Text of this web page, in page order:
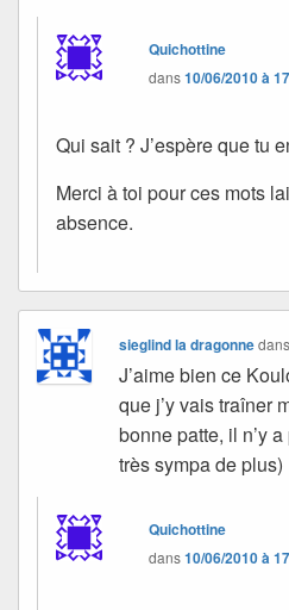
Quichottine
dans10/06/2010 à
Qui sait ? J’espère que tu
Merci à toi pour ces mots
absence.
sieglind la dragonne
J’aime bien ce
que j’y vais traîner
bonne patte, il n’y
très sympa de plus)
Quichottine
dans10/06/2010 à